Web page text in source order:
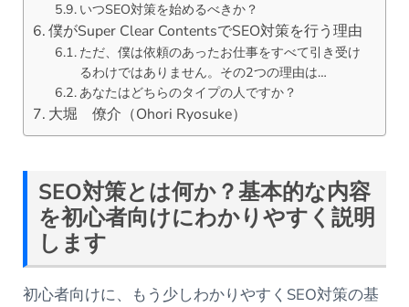
いつSEO対策を始めるべきか？
僕がSuper Clear ContentsでSEO対策を行う理由
ただ、僕は依頼のあったお仕事をすべて引き受け
るわけではありません。その2つの理由は…
あなたはどちらのタイプの人ですか？
大堀 僚介（Ohori Ryosuke）
SEO対策とは何か？基本的な内容
を初心者向けにわかりやすく説明
します
初心者向けに、もう少しわかりやすくSEO対策の基